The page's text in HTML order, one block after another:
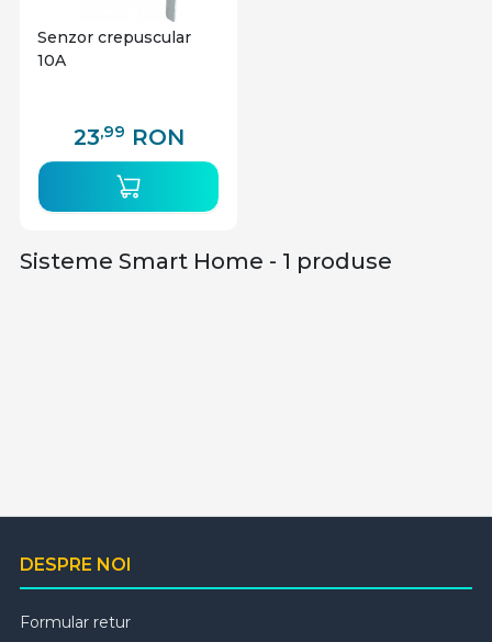
Senzor crepuscular
10A
23,99 RON
Sisteme Smart Home - 1 produse
DESPRE NOI
Formular retur